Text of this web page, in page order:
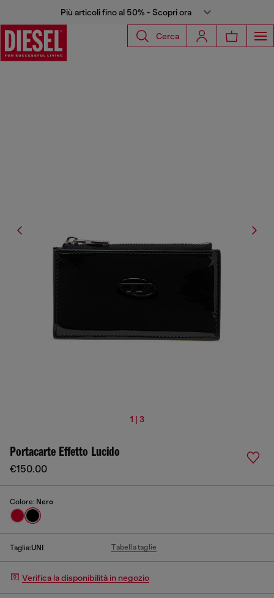
Più articoli fino al 50% - Scopri ora
Cerca
1 | 3
Portacarte Effetto Lucido
€150.00
Colore: Nero
Taglia:UNI Tabella taglie
Verifica la disponibilità in negozio